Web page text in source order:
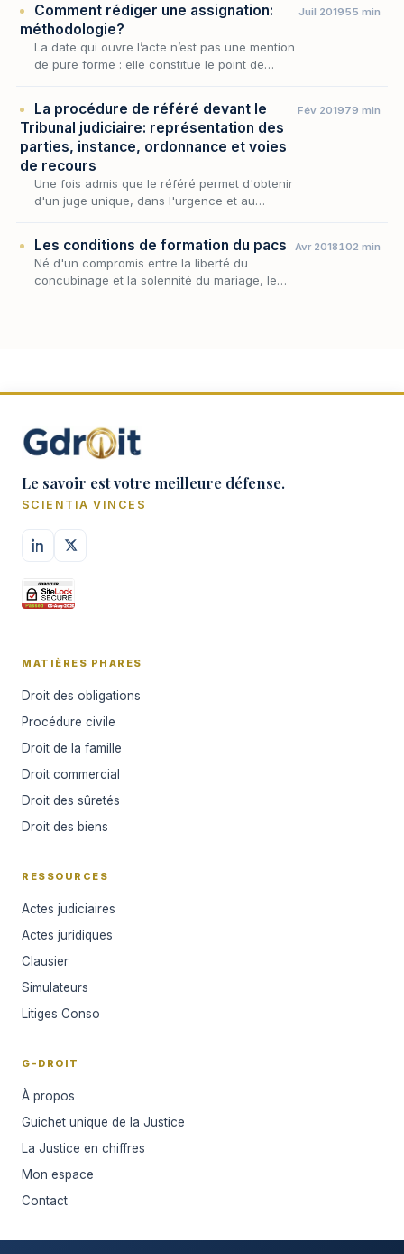
Comment rédiger une assignation:
méthodologie?
La date qui ouvre l’acte n’est pas une mention
de pure forme : elle constitue le point de
Juil 201955 min
La procédure de référé devant le
Tribunal judiciaire: représentation des
parties, instance, ordonnance et voies
de recours
Une fois admis que le référé permet d'obtenir
d'un juge unique, dans l'urgence et au
procédure se dé…
Fév 201979 min
Les conditions de formation du pacs
Né d'un compromis entre la liberté du
concubinage et la solennité du mariage, le
Avr 2018102 min
Le savoir est votre meilleure défense.
SCIENTIA VINCES
MATIÈRES PHARES
Droit des obligations
Procédure civile
Droit de la famille
Droit commercial
Droit des sûretés
Droit des biens
RESSOURCES
Actes judiciaires
Actes juridiques
Clausier
Simulateurs
Litiges Conso
G-DROIT
À propos
Guichet unique de la Justice
La Justice en chiffres
Mon espace
Contact